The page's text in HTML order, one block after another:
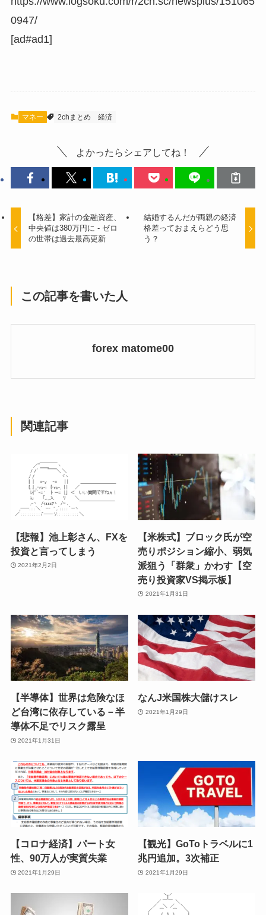
0947/
[ad#ad1]
マネー 2chまとめ 経済
よかったらシェアしてね！
【格差】家計の金融資産、
中央値は380万円に - ゼロ
の世帯は過去最高更新
結婚するんだが両親の経済
格差っておまえらどう思
う？
この記事を書いた人
forex matome00
関連記事
【悲報】池上彰さん、FXを
投資と言ってしまう
2021年2月2日
【米株式】ブロック氏が空
売りポジション縮小、弱気
派狙う「群衆」かわす【空
売り投資家VS掲示板】
2021年1月31日
【半導体】世界は危険なほ
ど台湾に依存している－半
導体不足でリスク露呈
2021年1月31日
なんJ米国株大儲けスレ
2021年1月29日
【コロナ経済】パート女
性、90万人が実質失業
2021年1月29日
【観光】GoToトラベルに1
兆円追加。3次補正
2021年1月29日